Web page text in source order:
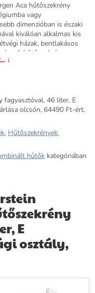
Aca hűtőszekrény
vagy
dimenzióban is északi
kiválóan alkalmas kis
házak, bentlakásos
A hűtőszekrény
energiaosztályba
Aca hűtőszekrénnyel nem
mivel áttekinthető
az élelmiszerek
vaj az ajtó két praktikus
alkalmas jégkockák
hűtési
állítható be.Frissesség a
hűtőszekrény a Klarstein
hűtőszekrény
Nyomja meg a toll
↓
fagyasztóval, 46 liter, E
olcsón, 64490 Ft-ért.
, Hűtőszekrények,
hűtők kategóriában
E
osztály,